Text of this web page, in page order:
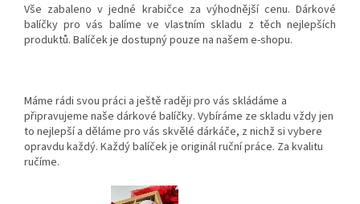
Vše zabaleno v jedné krabičce za výhodnější cenu. Dárkové
balíčky pro vás balíme ve vlastním skladu z těch nejlepších
produktů. Balíček je dostupný pouze na našem e-shopu.
Máme rádi svou práci a ještě raději pro vás skládáme a
připravujeme naše dárkové balíčky. Vybíráme ze skladu vždy jen
to nejlepší a děláme pro vás skvělé dárkáče, z nichž si vybere
opravdu každý. Každý balíček je originál ruční práce. Za kvalitu
ručíme.